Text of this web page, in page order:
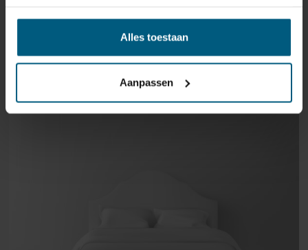
Alles toestaan
Aanpassen
GERELATEERDE PRODUCTEN